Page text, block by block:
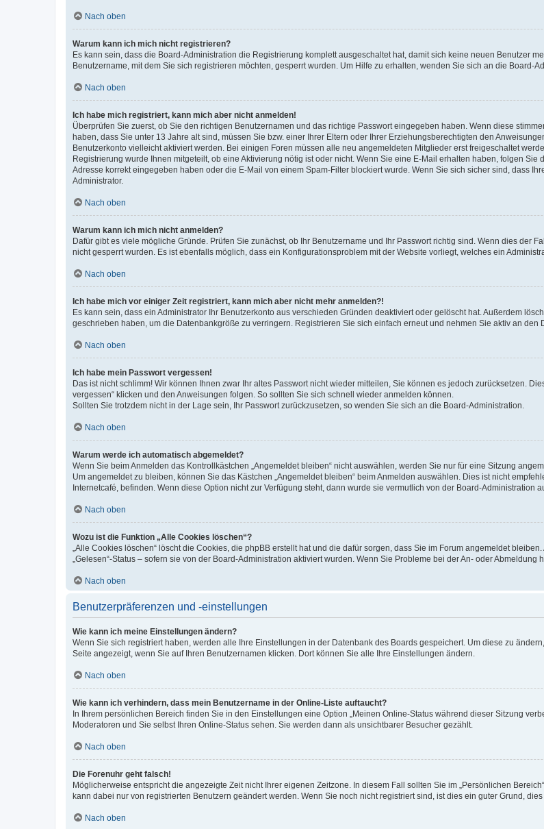
Nach oben
Warum kann ich mich nicht registrieren?
Es kann sein, dass die Board-Administration die Registrierung komplett ausgeschaltet hat, damit sich keine neuen Benutzer
Benutzername, mit dem Sie sich registrieren möchten, gesperrt wurden. Um Hilfe zu erhalten, wenden Sie sich an die Board-
Nach oben
Ich habe mich registriert, kann mich aber nicht anmelden!
Überprüfen Sie zuerst, ob Sie den richtigen Benutzernamen und das richtige Passwort eingegeben haben. Wenn diese
haben, dass Sie unter 13 Jahre alt sind, müssen Sie bzw. einer Ihrer Eltern oder Ihrer Erziehungsberechtigten den
Benutzerkonto vielleicht aktiviert werden. Bei einigen Foren müssen alle neu angemeldeten Mitglieder erst freigeschaltet
Registrierung wurde Ihnen mitgeteilt, ob eine Aktivierung nötig ist oder nicht. Wenn Sie eine E-Mail erhalten haben, folgen
Adresse korrekt eingegeben haben oder die E-Mail von einem Spam-Filter blockiert wurde. Wenn Sie sich sicher sind, dass
Administrator.
Nach oben
Warum kann ich mich nicht anmelden?
Dafür gibt es viele mögliche Gründe. Prüfen Sie zunächst, ob Ihr Benutzername und Ihr Passwort richtig sind. Wenn dies der
nicht gesperrt wurden. Es ist ebenfalls möglich, dass ein Konfigurationsproblem mit der Website vorliegt, welches ein
Nach oben
Ich habe mich vor einiger Zeit registriert, kann mich aber nicht mehr anmelden?!
Es kann sein, dass ein Administrator Ihr Benutzerkonto aus verschieden Gründen deaktiviert oder gelöscht hat. Außerdem
geschrieben haben, um die Datenbankgröße zu verringern. Registrieren Sie sich einfach erneut und nehmen Sie aktiv an den
Nach oben
Ich habe mein Passwort vergessen!
Das ist nicht schlimm! Wir können Ihnen zwar Ihr altes Passwort nicht wieder mitteilen, Sie können es jedoch zurücksetzen.
vergessen“ klicken und den Anweisungen folgen. So sollten Sie sich schnell wieder anmelden können.
Sollten Sie trotzdem nicht in der Lage sein, Ihr Passwort zurückzusetzen, so wenden Sie sich an die Board-Administration.
Nach oben
Warum werde ich automatisch abgemeldet?
Wenn Sie beim Anmelden das Kontrollkästchen „Angemeldet bleiben“ nicht auswählen, werden Sie nur für eine Sitzung
Um angemeldet zu bleiben, können Sie das Kästchen „Angemeldet bleiben“ beim Anmelden auswählen. Dies ist nicht
Internetcafé, befinden. Wenn diese Option nicht zur Verfügung steht, dann wurde sie vermutlich von der Board-Administration
Nach oben
Wozu ist die Funktion „Alle Cookies löschen“?
„Alle Cookies löschen“ löscht die Cookies, die phpBB erstellt hat und die dafür sorgen, dass Sie im Forum angemeldet
„Gelesen“-Status – sofern sie von der Board-Administration aktiviert wurden. Wenn Sie Probleme bei der An- oder
Nach oben
Benutzerpräferenzen und -einstellungen
Wie kann ich meine Einstellungen ändern?
Wenn Sie sich registriert haben, werden alle Ihre Einstellungen in der Datenbank des Boards gespeichert. Um diese zu
Seite angezeigt, wenn Sie auf Ihren Benutzernamen klicken. Dort können Sie alle Ihre Einstellungen ändern.
Nach oben
Wie kann ich verhindern, dass mein Benutzername in der Online-Liste auftaucht?
In Ihrem persönlichen Bereich finden Sie in den Einstellungen eine Option „Meinen Online-Status während dieser Sitzung
Moderatoren und Sie selbst Ihren Online-Status sehen. Sie werden dann als unsichtbarer Besucher gezählt.
Nach oben
Die Forenuhr geht falsch!
Möglicherweise entspricht die angezeigte Zeit nicht Ihrer eigenen Zeitzone. In diesem Fall sollten Sie im „Persönlichen
kann dabei nur von registrierten Benutzern geändert werden. Wenn Sie noch nicht registriert sind, ist dies ein guter Grund, dies
Nach oben